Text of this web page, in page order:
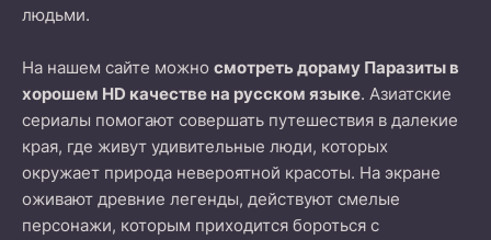
людьми.
На нашем сайте можно смотреть дораму Паразиты в
хорошем HD качестве на русском языке. Азиатские
сериалы помогают совершать путешествия в далекие
края, где живут удивительные люди, которых
окружает природа невероятной красоты. На экране
оживают древние легенды, действуют смелые
персонажи, которым приходится бороться с